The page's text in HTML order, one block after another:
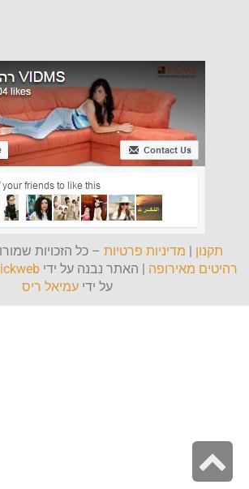
תקנון | מדיניות פרטיות – כל הזכויות
רהיטים מאירופה | האתר נבנה על ידי
על ידי עמיאל ריס